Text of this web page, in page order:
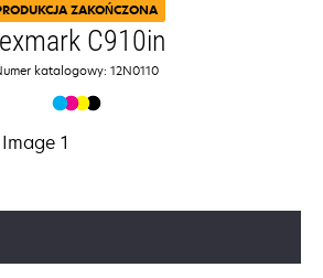
ZAKOŃCZONA
C910in
katalogowy: 12N0110